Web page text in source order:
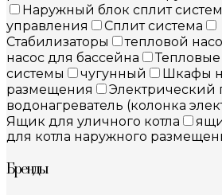
Наружный блок сплит
управления
Сплит система
Стабилизаторы
тепловой
насос для бассейна
системы
чугунный
Шкафы
размещения
Электрический
водонагреватель (колонка
Ящик для уличного котла
для котла наружного
Бренды